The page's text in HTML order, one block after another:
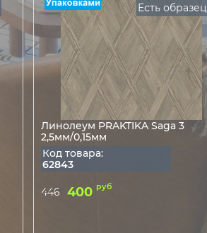
Есть образец
Линолеум PRAKTIKA Saga 3
2,5мм/0,15мм
Код товара:
62843
446 400 руб